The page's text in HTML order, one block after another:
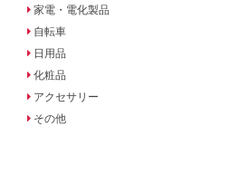
家電・電化製品
自転車
日用品
化粧品
アクセサリー
その他